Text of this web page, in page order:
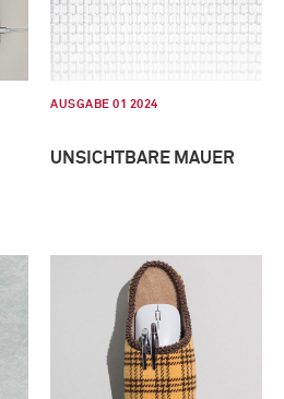
AUSGABE 01 2024
UNSICHTBARE MAUER